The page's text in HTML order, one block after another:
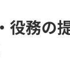
役務の